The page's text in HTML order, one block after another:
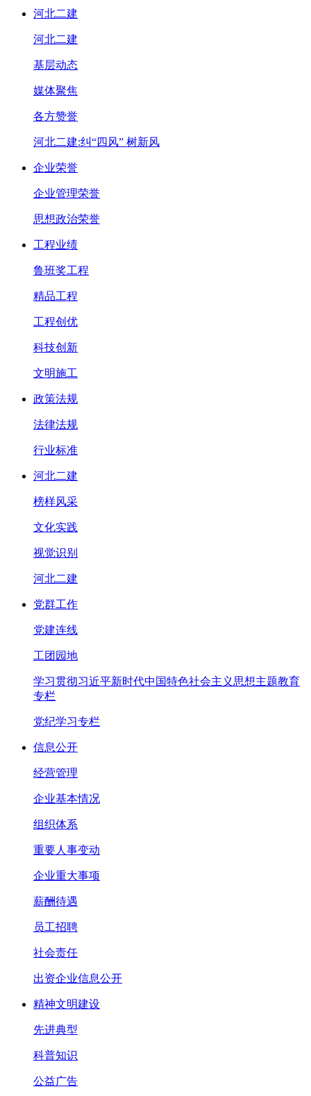
河北二建
河北二建
基层动态
媒体聚焦
各方赞誉
河北二建:纠“四风” 树新风
企业荣誉
企业管理荣誉
思想政治荣誉
工程业绩
鲁班奖工程
精品工程
工程创优
科技创新
文明施工
政策法规
法律法规
行业标准
河北二建
榜样风采
文化实践
视觉识别
河北二建
党群工作
党建连线
工团园地
学习贯彻习近平新时代中国特色社会主义思想主题教育
专栏
党纪学习专栏
信息公开
经营管理
企业基本情况
组织体系
重要人事变动
企业重大事项
薪酬待遇
员工招聘
社会责任
出资企业信息公开
精神文明建设
先进典型
科普知识
公益广告